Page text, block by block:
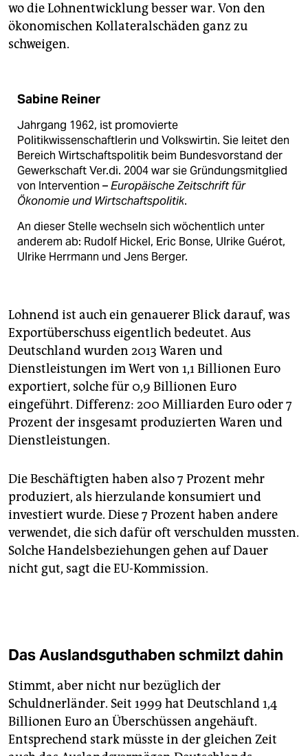
wo die Lohnentwicklung besser war. Von den
ökonomischen Kollateralschäden ganz zu
schweigen.
Sabine Reiner
Jahrgang 1962, ist promovierte
Politikwissenschaftlerin und Volkswirtin. Sie leitet den
Bereich Wirtschaftspolitik beim Bundesvorstand der
Gewerkschaft Ver.di. 2004 war sie Gründungsmitglied
von Intervention –Europäische Zeitschrift für
Ökonomie und Wirtschaftspolitik.
An dieser Stelle wechseln sich wöchentlich unter
anderem ab: Rudolf Hickel, Eric Bonse, Ulrike Guérot,
Ulrike Herrmann und Jens Berger.
Lohnend ist auch ein genauerer Blick darauf, was
Exportüberschuss eigentlich bedeutet. Aus
Deutschland wurden 2013 Waren und
Dienstleistungen im Wert von 1,1 Billionen Euro
exportiert, solche für 0,9 Billionen Euro
eingeführt. Differenz: 200 Milliarden Euro oder 7
Prozent der insgesamt produzierten Waren und
Dienstleistungen.
Die Beschäftigten haben also 7 Prozent mehr
produziert, als hierzulande konsumiert und
investiert wurde. Diese 7 Prozent haben andere
verwendet, die sich dafür oft verschulden mussten.
Solche Handelsbeziehungen gehen auf Dauer
nicht gut, sagt die EU-Kommission.
Das Auslandsguthaben schmilzt dahin
Stimmt, aber nicht nur bezüglich der
Schuldnerländer. Seit 1999 hat Deutschland 1,4
Billionen Euro an Überschüssen angehäuft.
Entsprechend stark müsste in der gleichen Zeit